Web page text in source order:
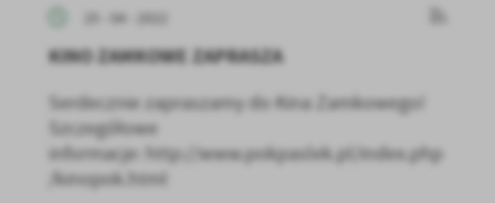
25 - 04 - 2022
KINO ZAMKOWE ZAPRASZA
Serdecznie zapraszamy do Kina Zamkowego!
Szczegółowe
informacje: http://www.pokpaslek.pl/index.php
/kinopok.html